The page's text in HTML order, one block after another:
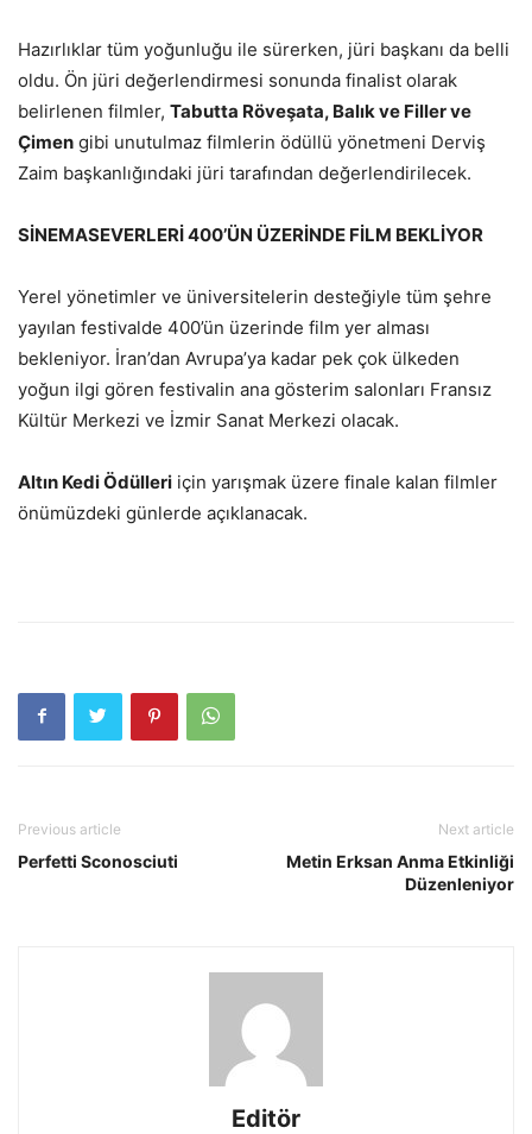
Hazırlıklar tüm yoğunluğu ile sürerken, jüri başkanı da belli
oldu. Ön jüri değerlendirmesi sonunda finalist olarak
belirlenen filmler, Tabutta Röveşata, Balık ve Filler ve
Çimen gibi unutulmaz filmlerin ödüllü yönetmeni Derviş
Zaim başkanlığındaki jüri tarafından değerlendirilecek.
SİNEMASEVERLERİ 400’ÜN ÜZERİNDE FİLM BEKLİYOR
Yerel yönetimler ve üniversitelerin desteğiyle tüm şehre
yayılan festivalde 400’ün üzerinde film yer alması
bekleniyor. İran’dan Avrupa’ya kadar pek çok ülkeden
yoğun ilgi gören festivalin ana gösterim salonları Fransız
Kültür Merkezi ve İzmir Sanat Merkezi olacak.
Altın Kedi Ödülleri için yarışmak üzere finale kalan filmler
önümüzdeki günlerde açıklanacak.
Previous article
Perfetti Sconosciuti
Next article
Metin Erksan Anma Etkinliği
Düzenleniyor
Editör